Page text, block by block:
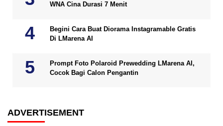
WNA Cina Durasi 7 Menit
Begini Cara Buat Diorama Instagramable Gratis
Di LMarena AI
Prompt Foto Polaroid Prewedding LMarena AI,
Cocok Bagi Calon Pengantin
ADVERTISEMENT